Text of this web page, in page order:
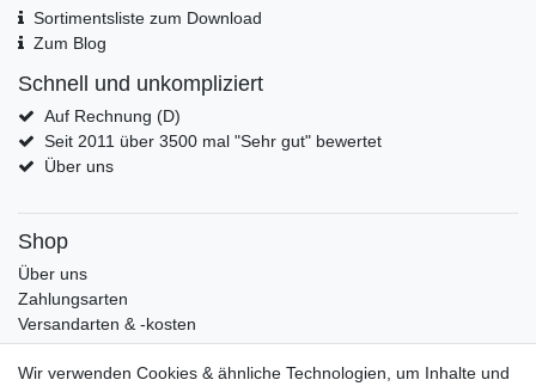
Sortimentsliste zum Download
Zum Blog
Schnell und unkompliziert
Auf Rechnung (D)
Seit 2011 über 3500 mal "Sehr gut" bewertet
Über uns
Shop
Über uns
Zahlungsarten
Versandarten & -kosten
Widerrufsrecht
Warenkorb
Wir verwenden Cookies & ähnliche Technologien, um Inhalte und